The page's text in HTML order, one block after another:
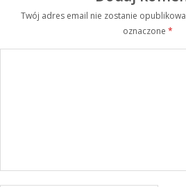
Twój adres email nie zostanie
oznaczone *